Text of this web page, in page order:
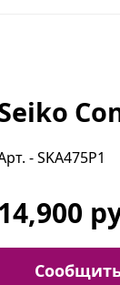
- SKA475P1
14,900